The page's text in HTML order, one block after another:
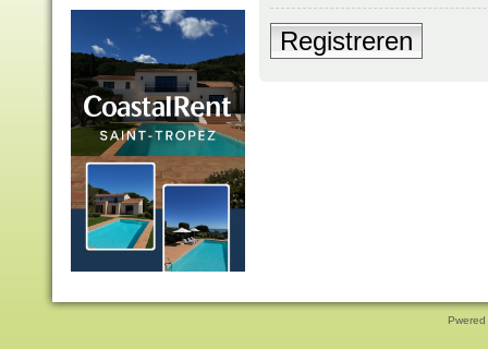
Registreren